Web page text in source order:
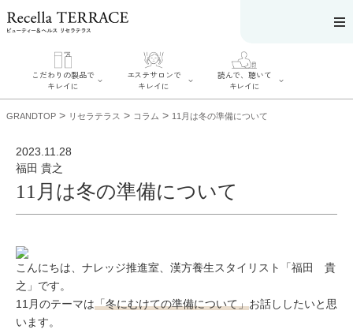
こだわりの製品で
キレイに
こだわりの製品
でキレイに
SERIES#02 水へ
のこだわり
SERIES#03 無
添加化粧品につ
いて
エステサロンで
キレイに
エステサロンで
いるサロンを探
定とは？
肌改善のプロと
読んで、聴いて
キレイに
読んで、聴いてキ
レイに
一覧
奥迫協子スペシ
お悩みから記事
を探す
GRANDTOP > リセラテラス > コラム > 11月は冬の準備について
2023.11.28
福田 貴之
11月は冬の準備について
こんにちは、ナレッジ推進室、漢方養生スタイリスト「福田 貴
之」です。
11月のテーマは「冬にむけての準備について」お話ししたいと思
います。